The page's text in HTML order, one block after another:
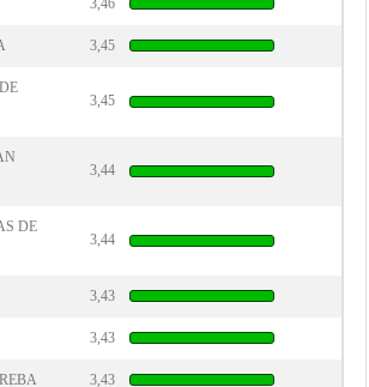
3,46
3,45
3,45
3,44
DE
3,44
3,43
3,43
3,43